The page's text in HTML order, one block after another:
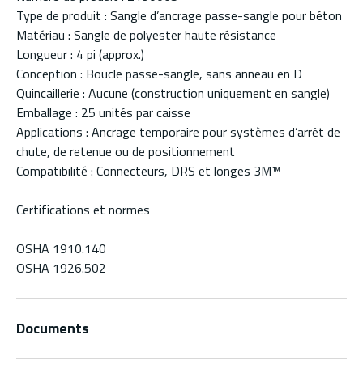
Type de produit : Sangle d’ancrage passe-sangle pour béton
Matériau : Sangle de polyester haute résistance
Longueur : 4 pi (approx.)
Conception : Boucle passe-sangle, sans anneau en D
Quincaillerie : Aucune (construction uniquement en sangle)
Emballage : 25 unités par caisse
Applications : Ancrage temporaire pour systèmes d’arrêt de
chute, de retenue ou de positionnement
Compatibilité : Connecteurs, DRS et longes 3M™
Certifications et normes
OSHA 1910.140
OSHA 1926.502
Documents